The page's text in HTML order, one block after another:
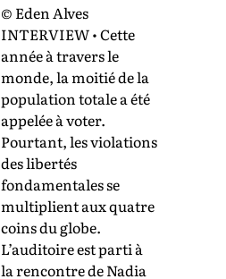
© Eden Alves
INTERVIEW • Cette
année à travers le
monde, la moitié de la
population totale a été
appelée à voter.
Pourtant, les violations
des libertés
fondamentales se
multiplient aux quatre
coins du globe.
L’auditoire est parti à
la rencontre de Nadia